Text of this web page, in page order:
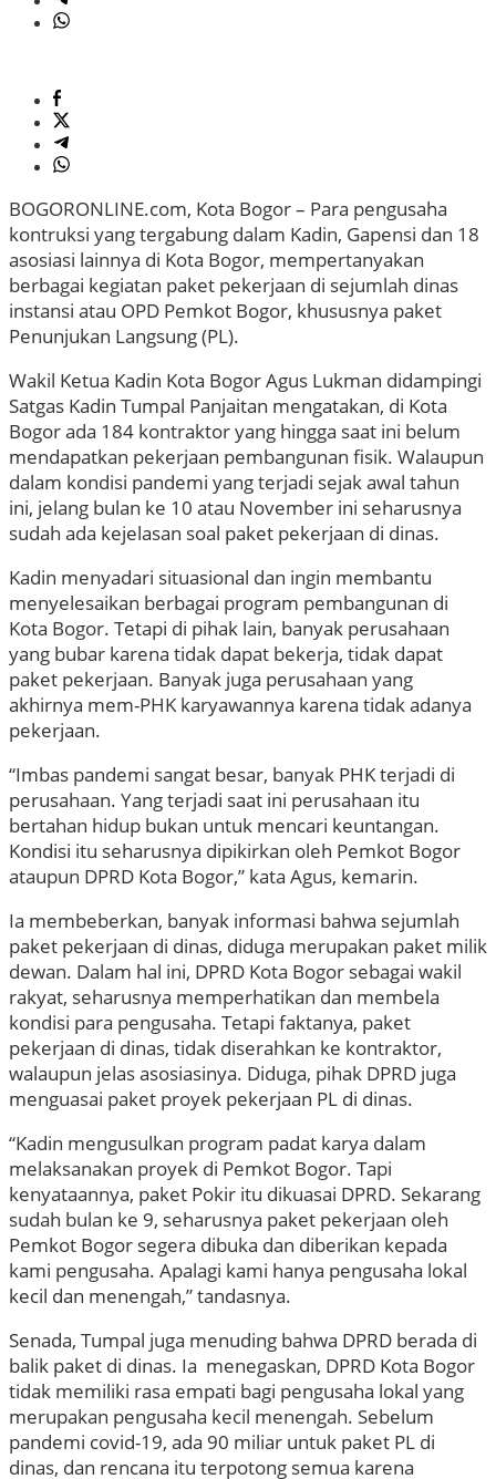
BOGORONLINE.com, Kota Bogor – Para pengusaha
kontruksi yang tergabung dalam Kadin, Gapensi dan 18
asosiasi lainnya di Kota Bogor, mempertanyakan
berbagai kegiatan paket pekerjaan di sejumlah dinas
instansi atau OPD Pemkot Bogor, khususnya paket
Penunjukan Langsung (PL).
Wakil Ketua Kadin Kota Bogor Agus Lukman didampingi
Satgas Kadin Tumpal Panjaitan mengatakan, di Kota
Bogor ada 184 kontraktor yang hingga saat ini belum
mendapatkan pekerjaan pembangunan fisik. Walaupun
dalam kondisi pandemi yang terjadi sejak awal tahun
ini, jelang bulan ke 10 atau November ini seharusnya
sudah ada kejelasan soal paket pekerjaan di dinas.
Kadin menyadari situasional dan ingin membantu
menyelesaikan berbagai program pembangunan di
Kota Bogor. Tetapi di pihak lain, banyak perusahaan
yang bubar karena tidak dapat bekerja, tidak dapat
paket pekerjaan. Banyak juga perusahaan yang
akhirnya mem-PHK karyawannya karena tidak adanya
pekerjaan.
“Imbas pandemi sangat besar, banyak PHK terjadi di
perusahaan. Yang terjadi saat ini perusahaan itu
bertahan hidup bukan untuk mencari keuntangan.
Kondisi itu seharusnya dipikirkan oleh Pemkot Bogor
ataupun DPRD Kota Bogor,” kata Agus, kemarin.
Ia membeberkan, banyak informasi bahwa sejumlah
paket pekerjaan di dinas, diduga merupakan paket milik
dewan. Dalam hal ini, DPRD Kota Bogor sebagai wakil
rakyat, seharusnya memperhatikan dan membela
kondisi para pengusaha. Tetapi faktanya, paket
pekerjaan di dinas, tidak diserahkan ke kontraktor,
walaupun jelas asosiasinya. Diduga, pihak DPRD juga
menguasai paket proyek pekerjaan PL di dinas.
“Kadin mengusulkan program padat karya dalam
melaksanakan proyek di Pemkot Bogor. Tapi
kenyataannya, paket Pokir itu dikuasai DPRD. Sekarang
sudah bulan ke 9, seharusnya paket pekerjaan oleh
Pemkot Bogor segera dibuka dan diberikan kepada
kami pengusaha. Apalagi kami hanya pengusaha lokal
kecil dan menengah,” tandasnya.
Senada, Tumpal juga menuding bahwa DPRD berada di
balik paket di dinas. Ia menegaskan, DPRD Kota Bogor
tidak memiliki rasa empati bagi pengusaha lokal yang
merupakan pengusaha kecil menengah. Sebelum
pandemi covid-19, ada 90 miliar untuk paket PL di
dinas, dan rencana itu terpotong semua karena